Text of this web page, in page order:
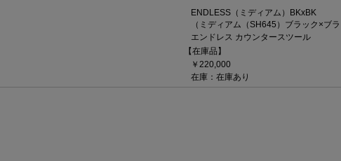
ENDLESS（ミディアム）BKxBK
（ミディアム（SH645）ブラック×ブ
エンドレス カウンタースツール
【在庫品】
￥220,000
在庫：在庫あり